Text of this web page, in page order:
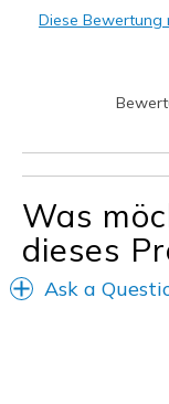
Width
Diese Bewertung
Was
dieses
Ask a